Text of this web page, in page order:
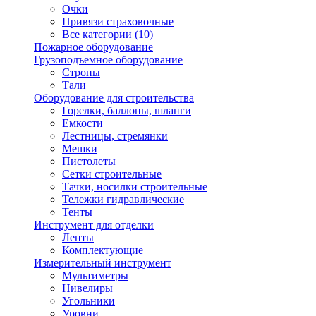
Очки
Привязи страховочные
Все категории (10)
Пожарное оборудование
Грузоподъемное оборудование
Стропы
Тали
Оборудование для строительства
Горелки, баллоны, шланги
Емкости
Лестницы, стремянки
Мешки
Пистолеты
Сетки строительные
Тачки, носилки строительные
Тележки гидравлические
Тенты
Инструмент для отделки
Ленты
Комплектующие
Измерительный инструмент
Мультиметры
Нивелиры
Угольники
Уровни